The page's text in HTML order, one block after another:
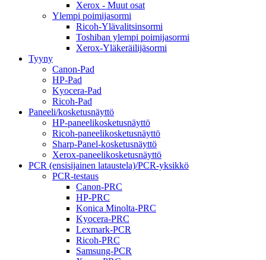
Xerox - Muut osat
Ylempi poimijasormi
Ricoh-Ylävalitsinsormi
Toshiban ylempi poimijasormi
Xerox-Yläkeräilijäsormi
Tyyny
Canon-Pad
HP-Pad
Kyocera-Pad
Ricoh-Pad
Paneeli/kosketusnäyttö
HP-paneelikosketusnäyttö
Ricoh-paneelikosketusnäyttö
Sharp-Panel-kosketusnäyttö
Xerox-paneelikosketusnäyttö
PCR (ensisijainen lataustela)/PCR-yksikkö
PCR-testaus
Canon-PRC
HP-PRC
Konica Minolta-PRC
Kyocera-PRC
Lexmark-PCR
Ricoh-PRC
Samsung-PCR